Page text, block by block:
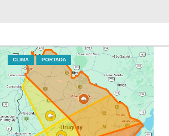
CLIMA PORTADA